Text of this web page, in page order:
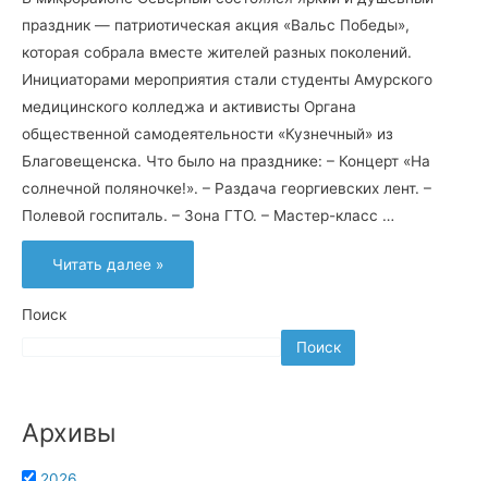
праздник — патриотическая акция «Вальс Победы»,
которая собрала вместе жителей разных поколений.
Инициаторами мероприятия стали студенты Амурского
медицинского колледжа и активисты Органа
общественной самодеятельности «Кузнечный» из
Благовещенска. Что было на празднике: – Концерт «На
солнечной поляночке!». – Раздача георгиевских лент. –
Полевой госпиталь. – Зона ГТО. – Мастер-класс …
«Вальс
Победы»
Читать далее »
Поиск
Поиск
Архивы